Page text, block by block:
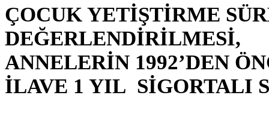
ÇOCUK YETİŞTİRME
DEĞERLENDİRİLMESİ,
ANNELERİN 1992’DEN
İLAVE 1 YIL SİGORTALI